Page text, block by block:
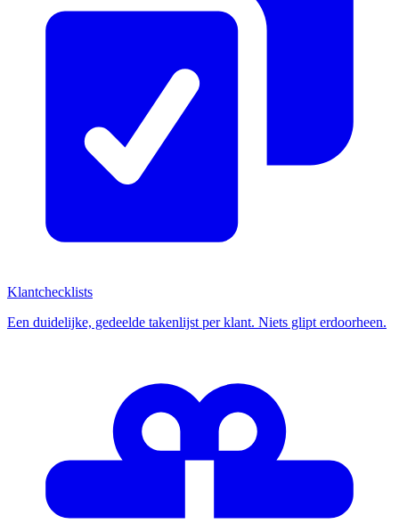
Klantchecklists
Een duidelijke, gedeelde takenlijst per klant. Niets glipt erdoorheen.